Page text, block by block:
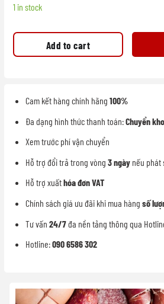
1 in stock
Add to cart
Cam kết hàng chính hãng 100%
Đa dạng hình thức thanh toán:Chuyển
Xem trước phí vận chuyển
Hỗ trợ đổi trả trong vòng 3 ngày nếu phát
Hỗ trợ xuấthóa đơn VAT
Chính sách giá ưu đãi khi mua hàng số
Tư vấn 24/7đa nền tảng thông qua
Hotline:090 6586 302